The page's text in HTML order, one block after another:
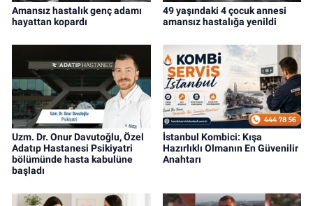
Amansız hastalık genç adamı
hayattan kopardı
49 yaşındaki 4 çocuk annesi
amansız hastalığa yenildi
Uzm. Dr. Onur Davutoğlu, Özel
Adatıp Hastanesi Psikiyatri
bölümünde hasta kabulüne
başladı
İstanbul Kombici: Kışa
Hazırlıklı Olmanın En Güvenilir
Anahtarı